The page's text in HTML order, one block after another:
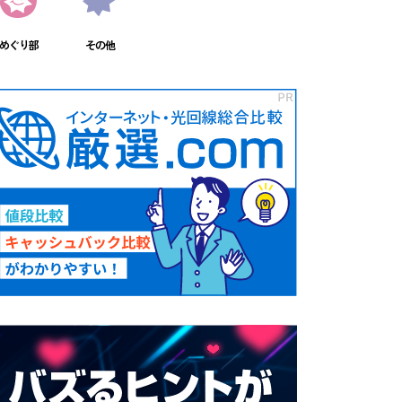
めぐり部 その他